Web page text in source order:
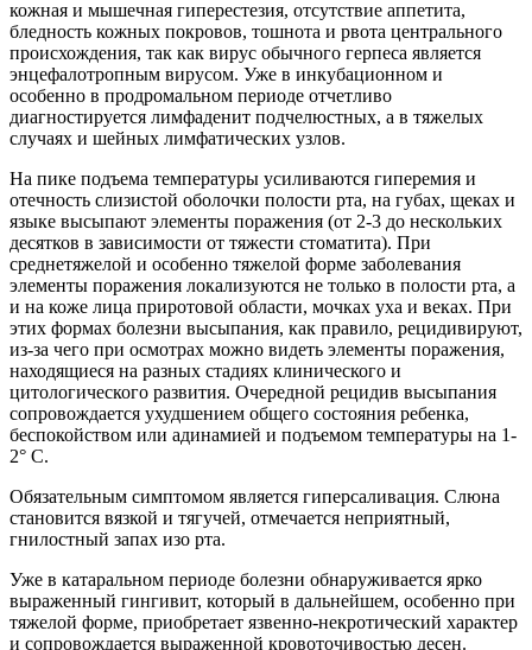
кожная и мышечная гиперестезия, отсутствие аппетита,
бледность кожных покровов, тошнота и рвота центрального
происхождения, так как вирус обычного герпеса является
энцефалотропным вирусом. Уже в инкубационном и
особенно в продромальном периоде отчетливо
диагностируется лимфаденит подчелюстных, а в тяжелых
случаях и шейных лимфатических узлов.
На пике подъема температуры усиливаются гиперемия и
отечность слизистой оболочки полости рта, на губах, щеках и
языке высыпают элементы поражения (от 2-3 до нескольких
десятков в зависимости от тяжести стоматита). При
среднетяжелой и особенно тяжелой форме заболевания
элементы поражения локализуются не только в полости рта, а
и на коже лица приротовой области, мочках уха и веках. При
этих формах болезни высыпания, как правило, рецидивируют,
из-за чего при осмотрах можно видеть элементы поражения,
находящиеся на разных стадиях клинического и
цитологического развития. Очередной рецидив высыпания
сопровождается ухудшением общего состояния ребенка,
беспокойством или адинамией и подъемом температуры на 1-
2° С.
Обязательным симптомом является гиперсаливация. Слюна
становится вязкой и тягучей, отмечается неприятный,
гнилостный запах изо рта.
Уже в катаральном периоде болезни обнаруживается ярко
выраженный гингивит, который в дальнейшем, особенно при
тяжелой форме, приобретает язвенно-некротический характер
и сопровождается выраженной кровоточивостью десен.